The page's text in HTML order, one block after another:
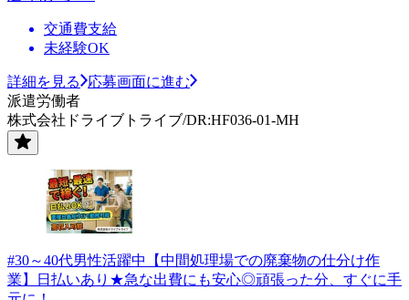
交通費支給
未経験OK
詳細を見る
応募画面に進む
派遣労働者
株式会社ドライブトライブ/DR:HF036-01-MH
#30～40代男性活躍中【中間処理場での廃棄物の仕分け作
業】日払いあり★急な出費にも安心◎頑張った分、すぐに手